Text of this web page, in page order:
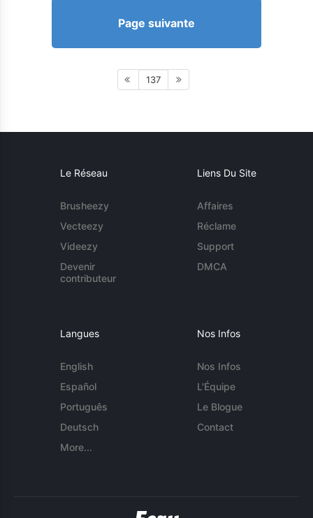
Page suivante
137
Le Réseau
Brusheezy
Vecteezy
Videezy
Devenir
contributeur
Liens Du Site
Affaires
Réclame
Support
DMCA
Langues
English
Español
Português
Deutsch
More...
Nos Infos
Nos Infos
L'Équipe
Le Blogue
Contact